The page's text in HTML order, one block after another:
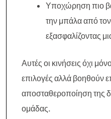
Υποχώρηση πιο
την μπάλα από
εξασφαλίζοντας
Αυτές οι κινήσεις όχι
επιλογές αλλά βοηθούν
αποσταθεροποίηση της
ομάδας.